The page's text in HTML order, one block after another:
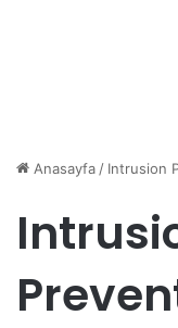
Anasayfa/ Intrusion